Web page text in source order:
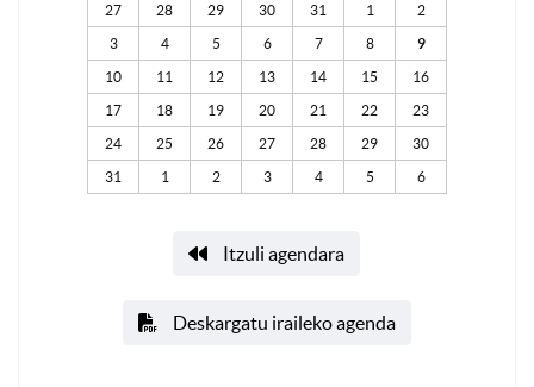
27
28 29 30 31 1 2
3 4 5 6 7 8 9
10 11 12 13 14 15 16
17 18 19 20 21 22 23
24 25 26 27 28 29 30
31 1 2 3 4 5 6
Itzuli agendara
Deskargatu iraileko agenda